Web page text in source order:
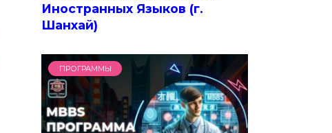
Иностранных Языков (г.
Шанхай)
ПРОГРАММЫ